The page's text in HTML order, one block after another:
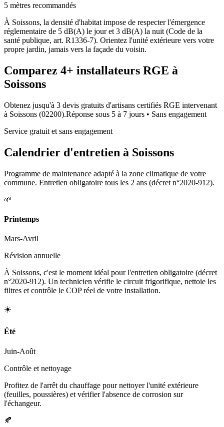
5 mètres recommandés
À Soissons, la densité d'habitat impose de respecter l'émergence
réglementaire de 5 dB(A) le jour et 3 dB(A) la nuit (Code de la
santé publique, art. R1336-7). Orientez l'unité extérieure vers votre
propre jardin, jamais vers la façade du voisin.
Comparez 4+ installateurs RGE à
Soissons
Obtenez jusqu'à 3 devis gratuits d'artisans certifiés RGE intervenant
à Soissons (02200).Réponse sous 5 à 7 jours • Sans engagement
Service gratuit et sans engagement
Calendrier d'entretien à Soissons
Programme de maintenance adapté à la zone climatique de votre
commune. Entretien obligatoire tous les 2 ans (décret n°2020-912).
🌱
Printemps
Mars-Avril
Révision annuelle
À Soissons, c'est le moment idéal pour l'entretien obligatoire (décret
n°2020-912). Un technicien vérifie le circuit frigorifique, nettoie les
filtres et contrôle le COP réel de votre installation.
☀️
Été
Juin-Août
Contrôle et nettoyage
Profitez de l'arrêt du chauffage pour nettoyer l'unité extérieure
(feuilles, poussières) et vérifier l'absence de corrosion sur
l'échangeur.
🍂